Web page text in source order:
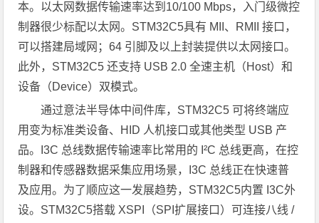
本。以太网数据传输速率达到10/100 Mbps，入门级微控
制器很少标配以太网。STM32C5具有 MII、RMII 接口，
可以搭建局域网；64 引脚及以上封装提供以太网接口。
此外，STM32C5 还支持 USB 2.0 全速主机（Host）和
设备（Device）双模式。
通过意法半导体中间件库，STM32C5 可将终端应
用变为标准类设备、HID 人机接口或其他类型 USB 产
品。I3C 总线数据传输速率比常用的 I²C 总线更高，在控
制器和传感器数据采集应用场景，I3C 总线正在快速普
及应用。为了顺应这一发展趋势，STM32C5内置 I3C外
设。STM32C5搭载 XSPI（SPI扩展接口）可连接八线 /